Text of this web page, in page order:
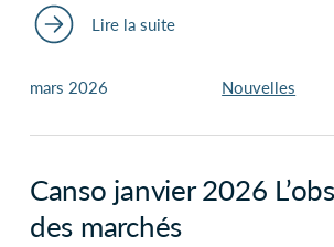
Lire la suite
mars 2026 Nouvelles
Canso janvier 2026
des marchés